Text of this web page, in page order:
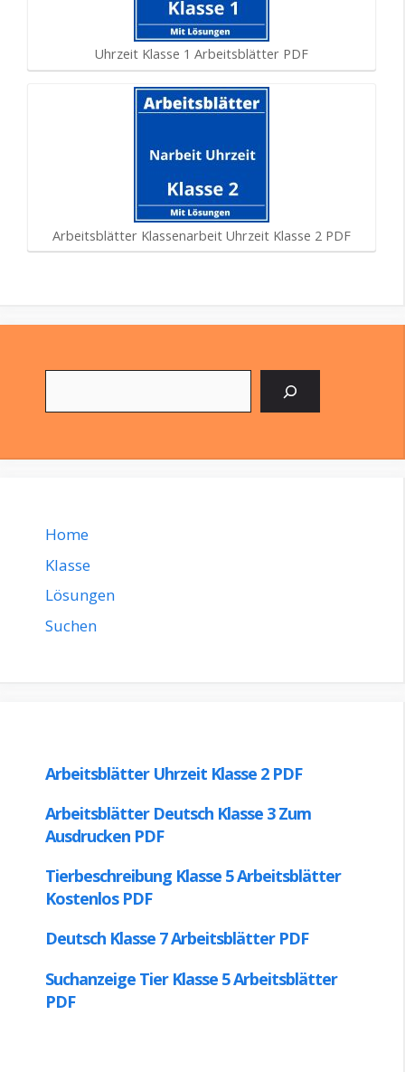
Uhrzeit Klasse 1 Arbeitsblätter PDF
Arbeitsblätter Klassenarbeit Uhrzeit Klasse 2 PDF
Home
Klasse
Lösungen
Suchen